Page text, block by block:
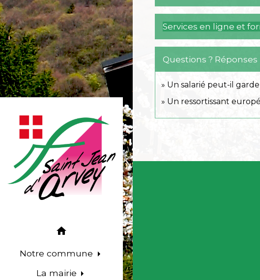
home
Notre commune
La mairie
Services en ligne et
Questions ? Réponses
Un salarié peut-il
Un ressortissant